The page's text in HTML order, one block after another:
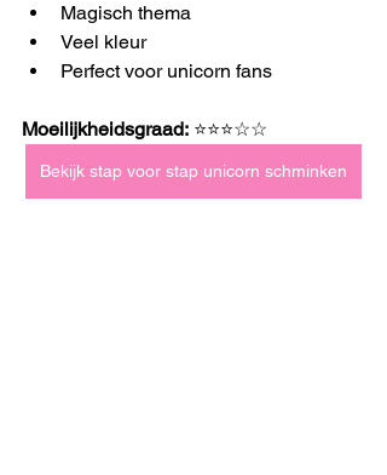
Magisch thema
Veel kleur
Perfect voor unicorn fans
Moeilijkheidsgraad: ⭐⭐⭐☆☆
Bekijk stap voor stap unicorn schminken